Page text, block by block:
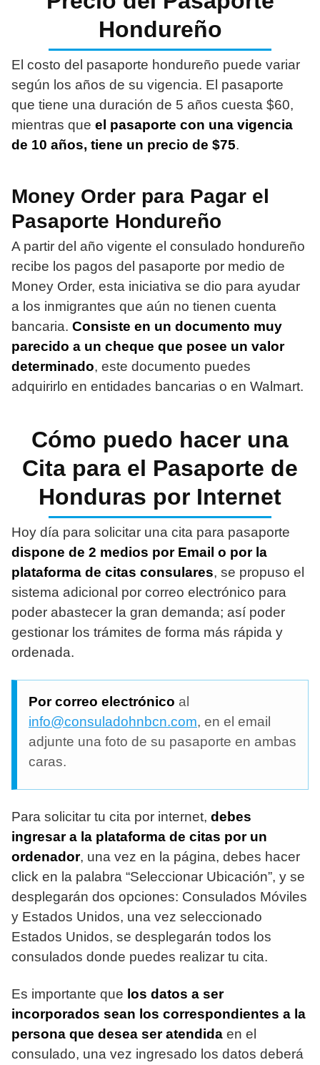
Hondureño
El costo del pasaporte hondureño puede variar
según los años de su vigencia. El pasaporte
que tiene una duración de 5 años cuesta $60,
mientras que el pasaporte con una vigencia
de 10 años, tiene un precio de $75.
Money Order para Pagar el
Pasaporte Hondureño
A partir del año vigente el consulado hondureño
recibe los pagos del pasaporte por medio de
Money Order, esta iniciativa se dio para ayudar
a los inmigrantes que aún no tienen cuenta
bancaria. Consiste en un documento muy
parecido a un cheque que posee un valor
determinado, este documento puedes
adquirirlo en entidades bancarias o en Walmart.
Cómo puedo hacer una
Cita para el Pasaporte de
Honduras por Internet
Hoy día para solicitar una cita para pasaporte
dispone de 2 medios por Email o por la
plataforma de citas consulares, se propuso el
sistema adicional por correo electrónico para
poder abastecer la gran demanda; así poder
gestionar los trámites de forma más rápida y
ordenada.
Por correo electrónico al
info@consuladohnbcn.com, en el email
adjunte una foto de su pasaporte en ambas
caras.
Para solicitar tu cita por internet, debes
ingresar a la plataforma de citas por un
ordenador, una vez en la página, debes hacer
click en la palabra “Seleccionar Ubicación”, y se
desplegarán dos opciones: Consulados Móviles
y Estados Unidos, una vez seleccionado
Estados Unidos, se desplegarán todos los
consulados donde puedes realizar tu cita.
Es importante que los datos a ser
incorporados sean los correspondientes a la
persona que desea ser atendida en el
consulado, una vez ingresado los datos deberá